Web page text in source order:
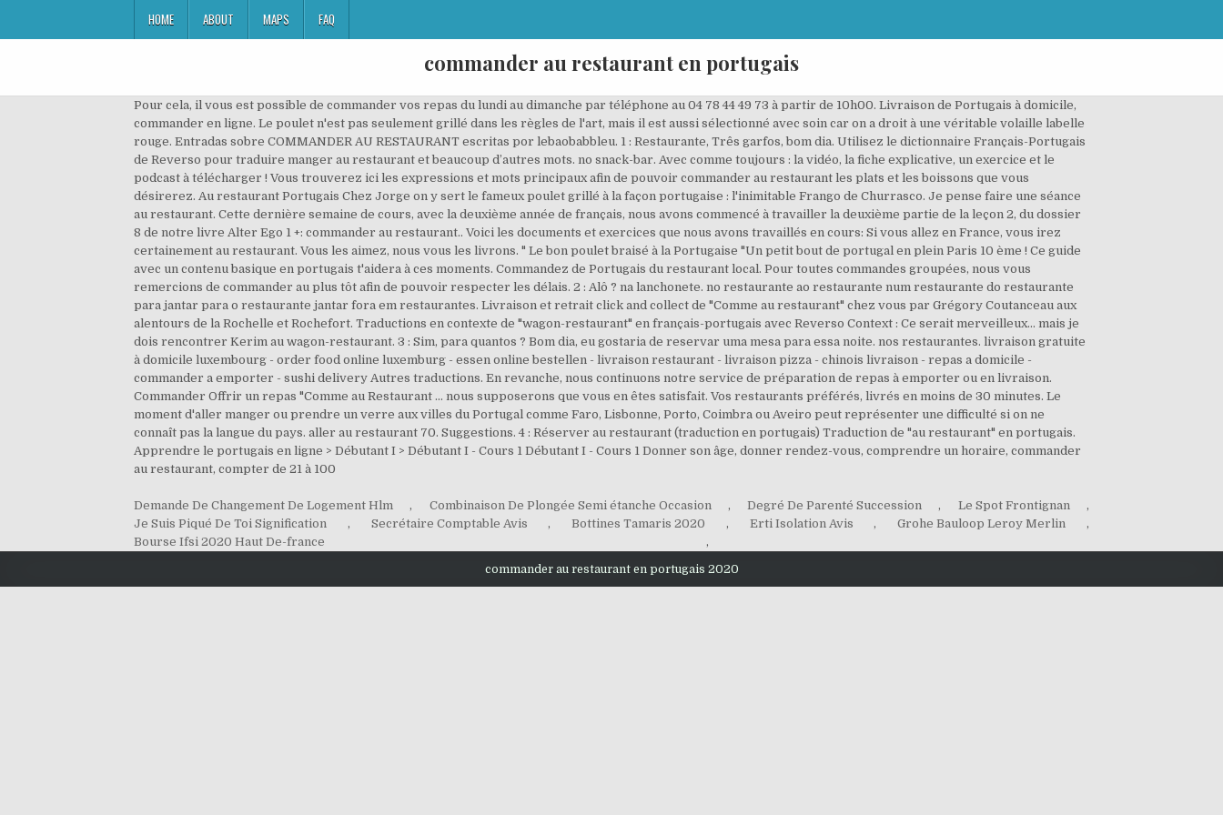
HOME ABOUT MAPS FAQ
commander au restaurant en portugais
Pour cela, il vous est possible de commander vos repas du lundi au dimanche par téléphone au 04 78 44 49 73 à partir de 10h00. Livraison de Portugais à domicile,
commander en ligne. Le poulet n'est pas seulement grillé dans les règles de l'art, mais il est aussi sélectionné avec soin car on a droit à une véritable volaille labelle
rouge. Entradas sobre COMMANDER AU RESTAURANT escritas por lebaobabbleu. 1 : Restaurante, Três garfos, bom dia. Utilisez le dictionnaire Français-Portugais
de Reverso pour traduire manger au restaurant et beaucoup d’autres mots. no snack-bar. Avec comme toujours : la vidéo, la fiche explicative, un exercice et le
podcast à télécharger ! Vous trouverez ici les expressions et mots principaux afin de pouvoir commander au restaurant les plats et les boissons que vous
désirerez. Au restaurant Portugais Chez Jorge on y sert le fameux poulet grillé à la façon portugaise : l'inimitable Frango de Churrasco. Je pense faire une séance
au restaurant. Cette dernière semaine de cours, avec la deuxième année de français, nous avons commencé à travailler la deuxième partie de la leçon 2, du dossier
8 de notre livre Alter Ego 1 +: commander au restaurant.. Voici les documents et exercices que nous avons travaillés en cours: Si vous allez en France, vous irez
certainement au restaurant. Vous les aimez, nous vous les livrons. " Le bon poulet braisé à la Portugaise "Un petit bout de portugal en plein Paris 10 ème ! Ce guide
avec un contenu basique en portugais t'aidera à ces moments. Commandez de Portugais du restaurant local. Pour toutes commandes groupées, nous vous
remercions de commander au plus tôt afin de pouvoir respecter les délais. 2 : Alô ? na lanchonete. no restaurante ao restaurante num restaurante do restaurante
para jantar para o restaurante jantar fora em restaurantes. Livraison et retrait click and collect de "Comme au restaurant" chez vous par Grégory Coutanceau aux
alentours de la Rochelle et Rochefort. Traductions en contexte de "wagon-restaurant" en français-portugais avec Reverso Context : Ce serait merveilleux... mais je
dois rencontrer Kerim au wagon-restaurant. 3 : Sim, para quantos ? Bom dia, eu gostaria de reservar uma mesa para essa noite. nos restaurantes. livraison gratuite
à domicile luxembourg - order food online luxemburg - essen online bestellen - livraison restaurant - livraison pizza - chinois livraison - repas a domicile -
commander a emporter - sushi delivery Autres traductions. En revanche, nous continuons notre service de préparation de repas à emporter ou en livraison.
Commander Offrir un repas "Comme au Restaurant ... nous supposerons que vous en êtes satisfait. Vos restaurants préférés, livrés en moins de 30 minutes. Le
moment d'aller manger ou prendre un verre aux villes du Portugal comme Faro, Lisbonne, Porto, Coimbra ou Aveiro peut représenter une difficulté si on ne
connaît pas la langue du pays. aller au restaurant 70. Suggestions. 4 : Réserver au restaurant (traduction en portugais) Traduction de "au restaurant" en portugais.
Apprendre le portugais en ligne > Débutant I > Débutant I - Cours 1 Débutant I - Cours 1 Donner son âge, donner rendez-vous, comprendre un horaire, commander
au restaurant, compter de 21 à 100
Demande De Changement De Logement Hlm , Combinaison De Plongée Semi étanche Occasion , Degré De Parenté Succession , Le Spot Frontignan
,
Je Suis Piqué De Toi Signification
, Secrétaire Comptable Avis , Bottines Tamaris 2020 , Erti Isolation Avis , Grohe Bauloop Leroy Merlin
,
Bourse Ifsi 2020 Haut De-france
,
commander au restaurant en portugais 2020